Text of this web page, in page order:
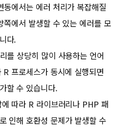
에서는 에러 처리가 복잡해질
에서 발생할 수 있는 에러를 모
다.
를 상당히 많이 사용하는 언어
프로세스가 동시에 실행되면
할 수 있습니다.
따라 R 라이브러리나 PHP 패
인해 호환성 문제가 발생할 수